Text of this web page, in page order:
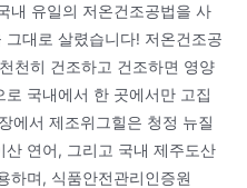
내 유일의 저온건조공법을 사
대로 살렸습니다! 저온건조공
천히 건조하고 건조하면 영양
국내에서 한 곳에서만 고집
에서 제조위그힐은 청정 뉴질
연어, 그리고 국내 제주도산
하며, 식품안전관리인증원